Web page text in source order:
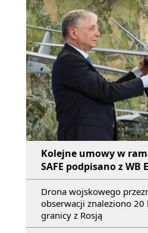
Kolejne umowy w
SAFE podpisano z WB
Drona wojskowego
obserwacji znaleziono
granicy z Rosją